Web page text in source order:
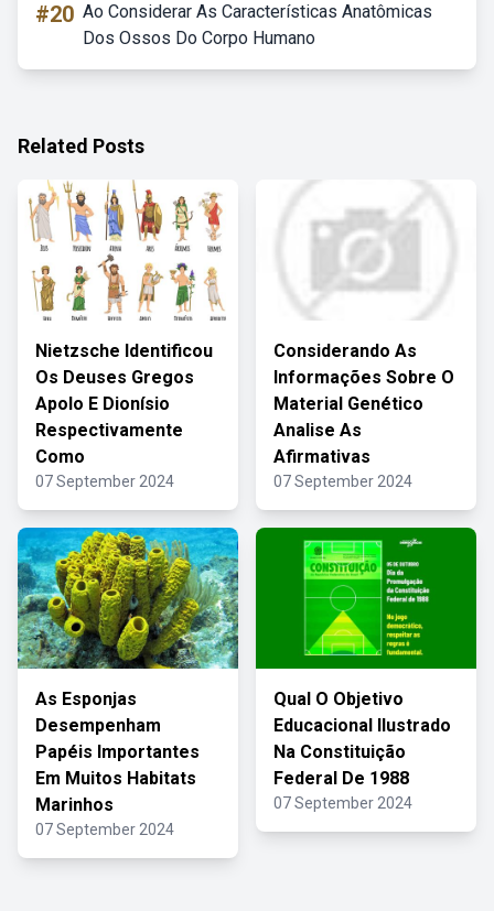
#20 Ao Considerar As Características Anatômicas
Dos Ossos Do Corpo Humano
Related Posts
Nietzsche Identificou
Os Deuses Gregos
Apolo E Dionísio
Respectivamente
Como
07 September 2024
Considerando As
Informações Sobre O
Material Genético
Analise As
Afirmativas
07 September 2024
As Esponjas
Desempenham
Papéis Importantes
Em Muitos Habitats
Marinhos
07 September 2024
Qual O Objetivo
Educacional Ilustrado
Na Constituição
Federal De 1988
07 September 2024